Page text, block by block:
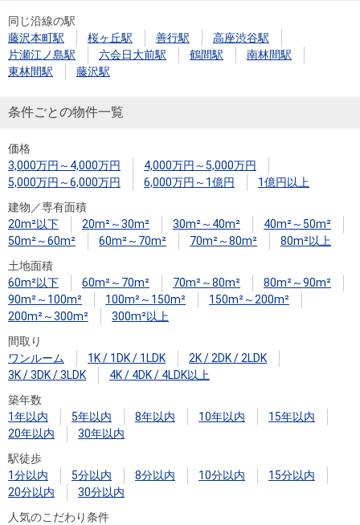
購入向け
サービス
住宅ロー
ンシミュ
住まい1プ
ラス（お
税金の本
（電子ブ
ック）
住まいと
暮らしの
（電子ブ
売却ガイ
ド
同じ沿線の駅
藤沢本町駅
桜ヶ丘駅 善行駅
高座渋谷駅
片瀬江ノ島駅
六会日大前駅 鶴間駅
南林間駅
東林間駅
藤沢駅
条件ごとの物件一覧
価格
3,000万円～4,000万円
4,000万円～5,000万円
5,000万円～6,000万円
6,000万円～1億円
1億円以上
建物／専有面積
20m²以下
20m²～30m² 30m²～40m²
40m²～50m²
50m²～60m²
60m²～70m² 70m²～80m²
80m²以上
土地面積
60m²以下
60m²～70m² 70m²～80m²
80m²～90m²
90m²～100m²
100m²～150m²
150m²～200m²
200m²～300m²
300m²以上
間取り
ワンルーム
1K / 1DK / 1LDK
2K / 2DK / 2LDK
3K / 3DK / 3LDK
4K / 4DK / 4LDK以上
築年数
1年以内
5年以内 8年以内 10年以内
15年以内
20年以内
30年以内
駅徒歩
1分以内
5分以内 8分以内 10分以内
15分以内
20分以内
30分以内
人気のこだわり条件